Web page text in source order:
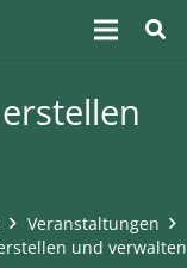
Veranstaltungen
und verwalten